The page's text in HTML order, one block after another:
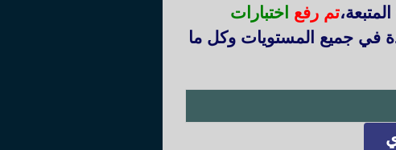
،تم رفع اختبارات
في جميع المستويات وكل ما